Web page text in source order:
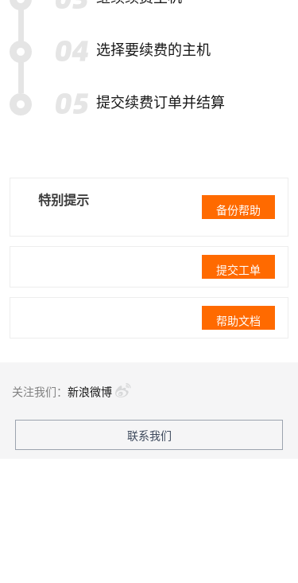
选择要续费的主机
提交续费订单并结算
特别提示
备份帮助
提交工单
帮助文档